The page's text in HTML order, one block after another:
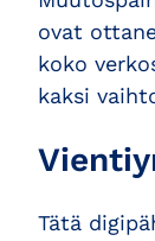
ovat
koko
kaksi
Tätä